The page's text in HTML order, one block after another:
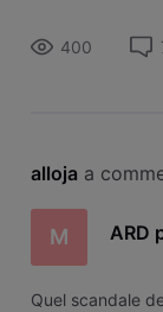
collaboration
400
alloja a
M ARD
Quel scandale